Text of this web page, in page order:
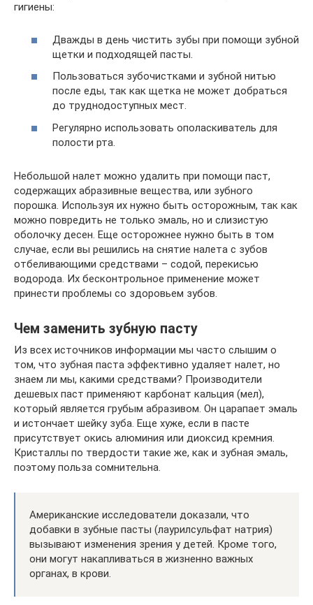
гигиены:
Дважды в день чистить зубы при помощи зубной
щетки и подходящей пасты.
Пользоваться зубочистками и зубной нитью
после еды, так как щетка не может добраться
до труднодоступных мест.
Регулярно использовать ополаскиватель для
полости рта.
Небольшой налет можно удалить при помощи паст,
содержащих абразивные вещества, или зубного
порошка. Используя их нужно быть осторожным, так как
можно повредить не только эмаль, но и слизистую
оболочку десен. Еще осторожнее нужно быть в том
случае, если вы решились на снятие налета с зубов
отбеливающими средствами – содой, перекисью
водорода. Их бесконтрольное применение может
принести проблемы со здоровьем зубов.
Чем заменить зубную пасту
Из всех источников информации мы часто слышим о
том, что зубная паста эффективно удаляет налет, но
знаем ли мы, какими средствами? Производители
дешевых паст применяют карбонат кальция (мел),
который является грубым абразивом. Он царапает эмаль
и истончает шейку зуба. Еще хуже, если в пасте
присутствует окись алюминия или диоксид кремния.
Кристаллы по твердости такие же, как и зубная эмаль,
поэтому польза сомнительна.
Американские исследователи доказали, что
добавки в зубные пасты (лаурилсульфат натрия)
вызывают изменения зрения у детей. Кроме того,
они могут накапливаться в жизненно важных
органах, в крови.